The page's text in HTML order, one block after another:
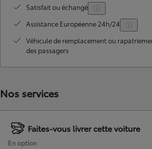
Satisfait ou échangé
Assistance Européenne 24h/24
Véhicule de remplacement ou
des passagers
Nos services
Faites-vous livrer cette voiture
En option